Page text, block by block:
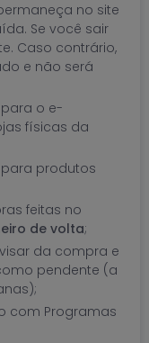
no site
Se você sair
Caso contrário,
e não será
o e-
físicas da
produtos
feitas no
de volta;
da compra e
pendente (a
com Programas